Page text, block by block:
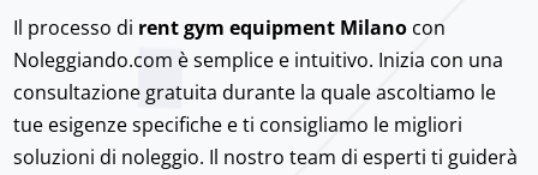
Il processo di rent gym equipment Milano con
Noleggiando.com è semplice e intuitivo. Inizia con una
consultazione gratuita durante la quale ascoltiamo le
tue esigenze specifiche e ti consigliamo le migliori
soluzioni di noleggio. Il nostro team di esperti ti guiderà